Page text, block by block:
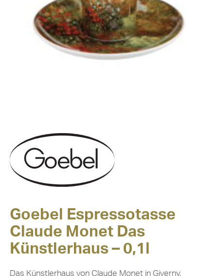
Goebel Espressotasse
Claude Monet Das
Künstlerhaus – 0,1l
Das Künstlerhaus von Claude Monet in Giverny,